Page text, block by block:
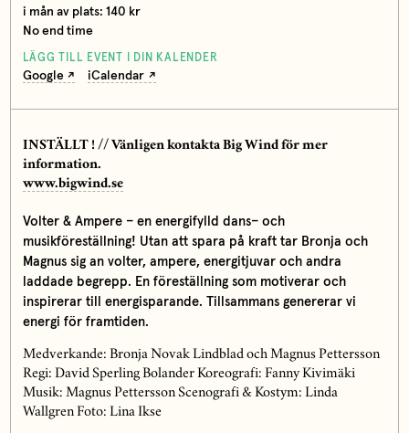
i mån av plats: 140 kr
No end time
LÄGG TILL EVENT I DIN KALENDER
Google iCalendar
INSTÄLLT ! // Vänligen kontakta Big Wind för mer
information.
www.bigwind.se
Volter & Ampere – en energifylld dans– och
musikföreställning! Utan att spara på kraft tar Bronja och
Magnus sig an volter, ampere, energitjuvar och andra
laddade begrepp. En föreställning som motiverar och
inspirerar till energisparande. Tillsammans genererar vi
energi för framtiden.
Medverkande: Bronja Novak Lindblad och Magnus Pettersson
Regi: David Sperling Bolander Koreografi: Fanny Kivimäki
Musik: Magnus Pettersson Scenografi & Kostym: Linda
Wallgren Foto: Lina Ikse